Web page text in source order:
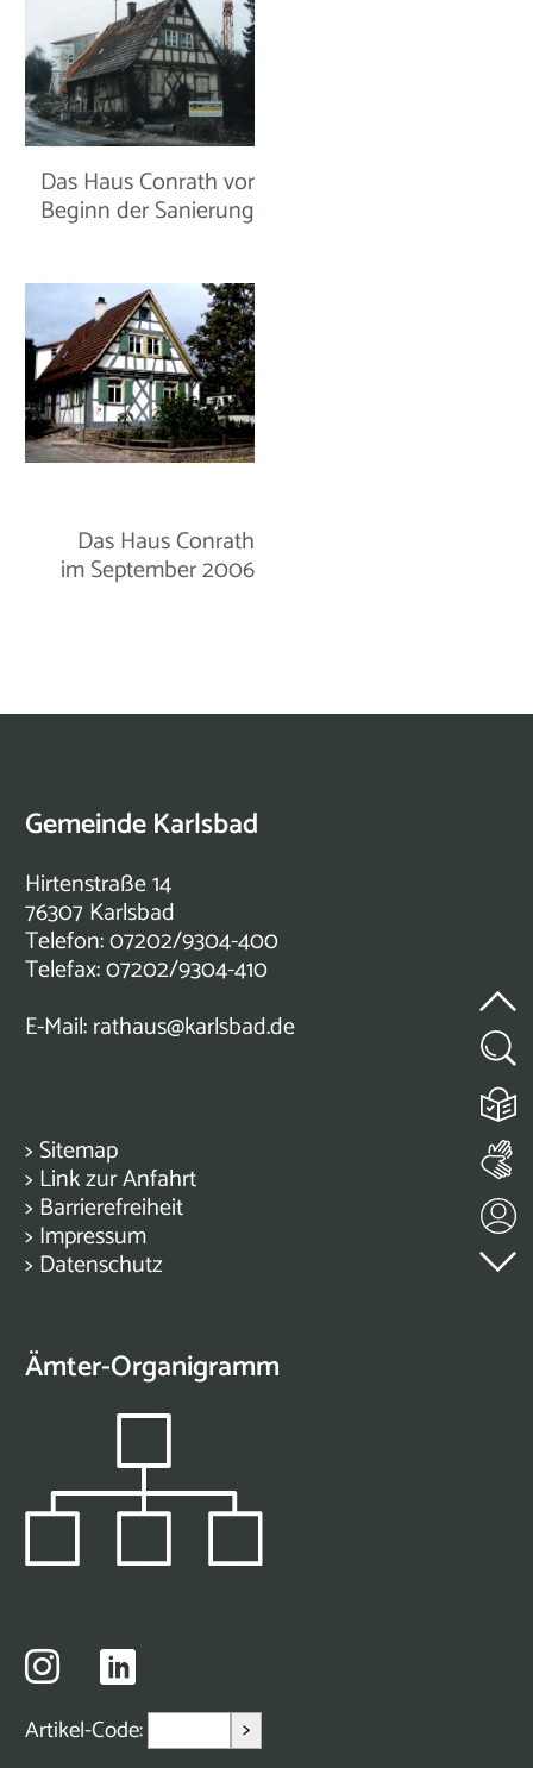
Das Haus Conrath vor
Beginn der Sanierung
Das Haus Conrath
im September 2006
Gemeinde Karlsbad
Hirtenstraße 14
76307 Karlsbad
Telefon: 07202/9304-400
Telefax: 07202/9304-410
E-Mail:rathaus@karlsbad.de
> Sitemap
> Link zur Anfahrt
> Barrierefreiheit
> Impressum
> Datenschutz
Ämter-Organigramm
Artikel-Code: >